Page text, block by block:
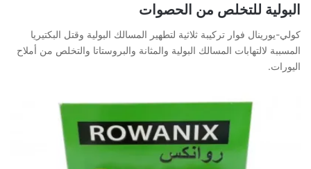
البولية للتخلص من الحصوات
كولي-يورينال فوار تركيبة ثلاثية لتطهير المسالك البولية وقتل البكتيريا
المسببة لالتهابات المسالك البولية والمثانة والبروستاتا والتخلص من أملاح
اليورات.